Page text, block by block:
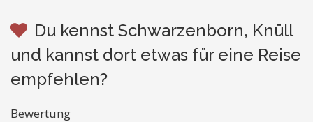
Du kennst Schwarzenborn, Knüll
und kannst dort etwas für eine Reise
empfehlen?
Bewertung